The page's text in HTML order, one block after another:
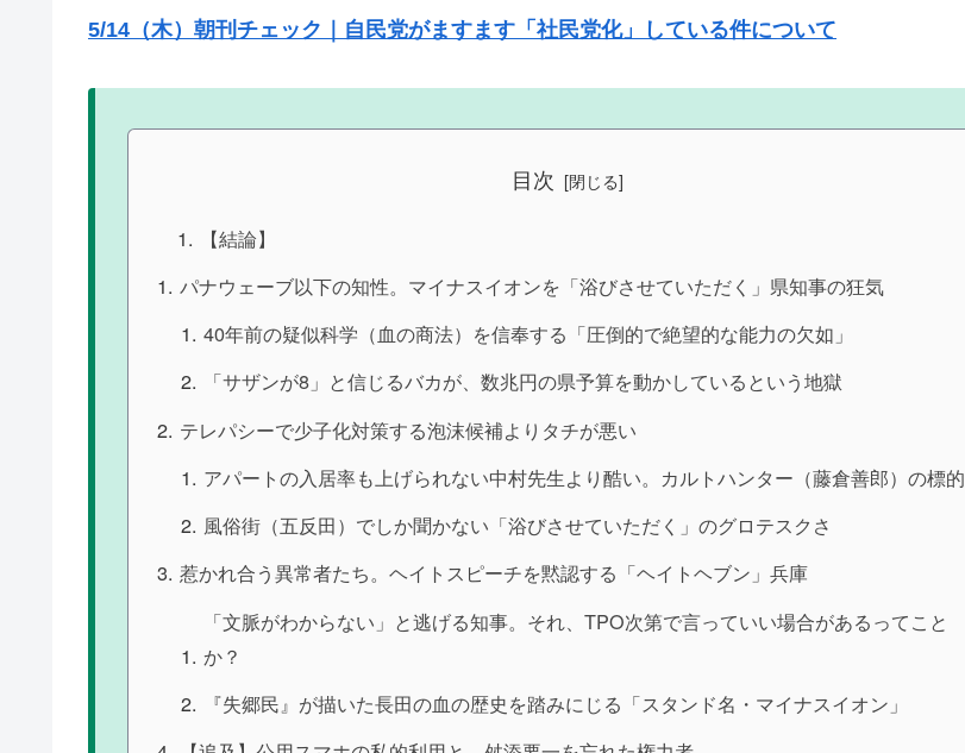
5/14（木）朝刊チェック｜自民党がますます「社民党化」している件について
目次
【結論】
パナウェーブ以下の知性。マイナスイオンを「浴びさせていただく」県知事の狂気
40年前の疑似科学（血の商法）を信奉する「圧倒的で絶望的な能力の欠如」
「サザンが8」と信じるバカが、数兆円の県予算を動かしているという地獄
テレパシーで少子化対策する泡沫候補よりタチが悪い
アパートの入居率も上げられない中村先生より酷い。カルトハンター（藤倉善郎）の標的
風俗街（五反田）でしか聞かない「浴びさせていただく」のグロテスクさ
惹かれ合う異常者たち。ヘイトスピーチを黙認する「ヘイトヘブン」兵庫
「文脈がわからない」と逃げる知事。それ、TPO次第で言っていい場合があるってこと
か？
『失郷民』が描いた長田の血の歴史を踏みにじる「スタンド名・マイナスイオン」